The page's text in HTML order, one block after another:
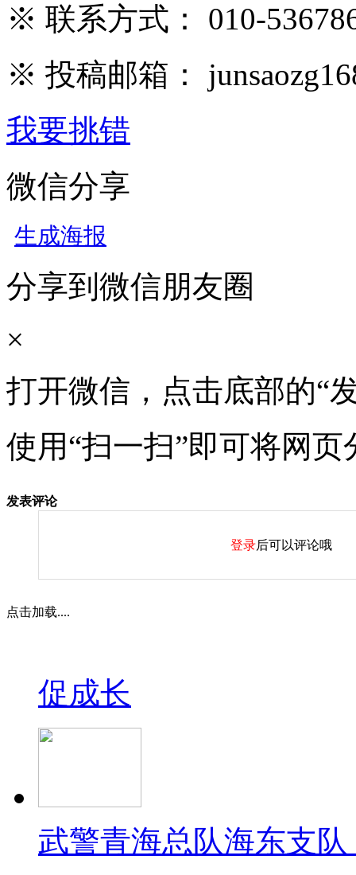
※ 联系方式： 010-
※ 投稿邮箱：
我要挑错
微信分享
生成海报
分享到微信朋友圈
×
打开微信，点击底部的“
使用“扫一扫”即可将网
发表评论
登录后可以评论哦
点击加载....
促成长
武警青海总队海东支队